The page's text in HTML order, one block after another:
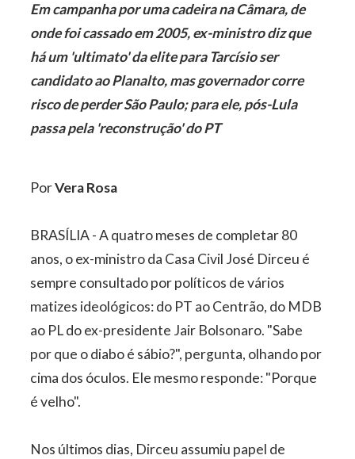
Em campanha por uma cadeira na Câmara, de
onde foi cassado em 2005, ex-ministro diz que
há um 'ultimato' da elite para Tarcísio ser
candidato ao Planalto, mas governador corre
risco de perder São Paulo; para ele, pós-Lula
passa pela 'reconstrução' do PT
PorVera Rosa
BRASÍLIA - A quatro meses de completar 80
anos, o ex-ministro da Casa Civil José Dirceu é
sempre consultado por políticos de vários
matizes ideológicos: do PT ao Centrão, do MDB
ao PL do ex-presidente Jair Bolsonaro. "Sabe
por que o diabo é sábio?", pergunta, olhando por
cima dos óculos. Ele mesmo responde: "Porque
é velho".
Nos últimos dias, Dirceu assumiu papel de